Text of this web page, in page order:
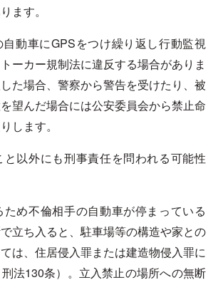
ます。
自動車にGPSをつけ繰り返し行動監視
ーカー規制法に違反する場合がありま
た場合、警察から警告を受けたり、被
望んだ場合には公安委員会から禁止命
します。
と以外にも刑事責任を問われる可能性
め不倫相手の自動車が停まっている
立ち入ると、駐車場等の構造や家との
は、住居侵入罪または建造物侵入罪に
法130条）。立入禁止の場所への無断